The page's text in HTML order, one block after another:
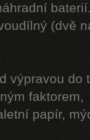
(dvě
výpravou do
faktorem,
papír,